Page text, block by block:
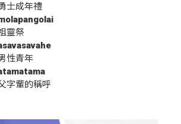
士成年禮
靈祭
性青年
字輩的稱呼